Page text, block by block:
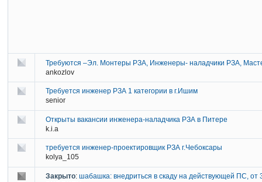
Требуются –Эл. Монтеры РЗА, Инженеры- наладчики РЗА,
ankozlov
Требуется инженер РЗА 1 категории в г.Ишим
senior
Открыты вакансии инженера-наладчика РЗА в Питере
k.i.a
требуется инженер-проектировщик РЗА г.Чебоксары
kolya_105
Закрыто: шабашка: внедриться в скаду на действующей ПС, от